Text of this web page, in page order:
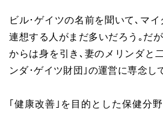
ビル･ゲイツの名前を聞いて､マ
連想する人がまだ多いだろう｡だ
からは身を引き､妻のメリンダと
ンダ･ゲイツ財団｣の運営に専念し
｢健康改善｣を目的とした保健分